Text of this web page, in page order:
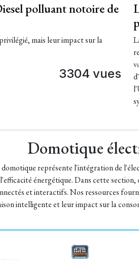
polluant notoire de
mais leur impact sur la
3304 vues
Domotique
domotique représente l'intégration de
énergétique. Dans cette
et interactifs. Nos ressources
intelligente et leur impact sur la